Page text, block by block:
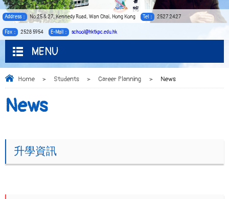
Address： No.25 & 27, Kennedy Road, Wan Chai, Hong Kong Tel： 2527 2427
Fax： 2528 5954 E-Mail： school@hktkpc.edu.hk
MENU
Home > Students > Career Planning > News
News
升學資訊